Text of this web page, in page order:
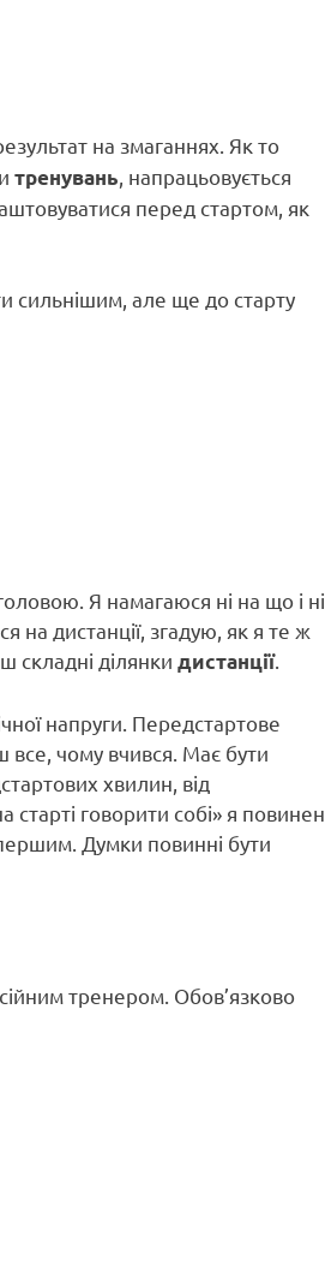
на змаганнях. Як то
тренувань, напрацьовується
перед стартом, як
сильнішим, але ще до старту
Я намагаюся ні на що і ні
на дистанції, згадую, як я те ж
складні ділянки дистанції.
напруги. Передстартове
чому вчився. Має бути
хвилин, від
говорити собі» я повинен
Думки повинні бути
тренером. Обов’язково